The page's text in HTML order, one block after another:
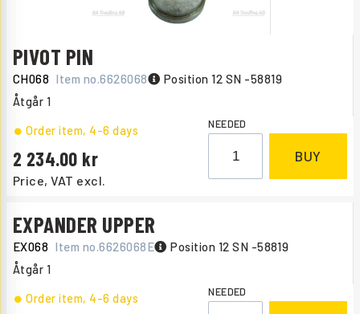
PIVOT PIN
CH068 Item no.6626068 Position 12 SN -58819
Åtgår 1
Price, VAT excl.
2 234.00
Order item, 4-6 days NEEDED
BUY
EXPANDER UPPER
EX068 Item no.6626068E Position 12 SN -58819
Åtgår 1
Order item, 4-6 days NEEDED